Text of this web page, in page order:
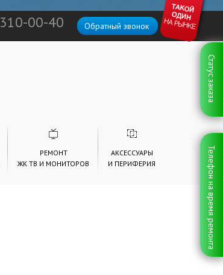
Статус заказа
Телефон на время ремонта
Обратный звонок
310-00-40
РЕМОНТ
ЖК ТВ И МОНИТОРОВ
АКСЕССУАРЫ
И ПЕРИФЕРИЯ